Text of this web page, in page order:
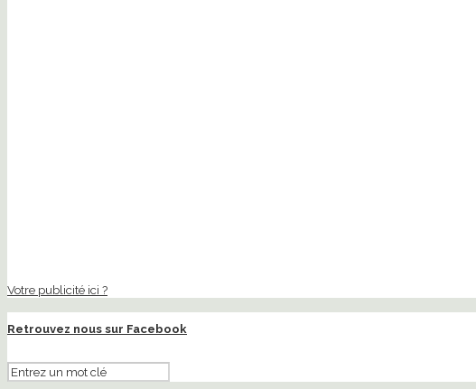
Votre publicité ici ?
Retrouvez nous sur Facebook